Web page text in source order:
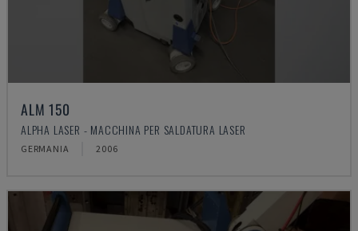
ALM 150
ALPHA LASER - MACCHINA PER SALDATURA LASER
GERMANIA 2006